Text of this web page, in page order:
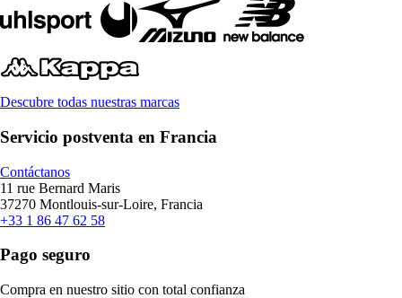
Descubre todas nuestras marcas
Servicio postventa en Francia
Contáctanos
11 rue Bernard Maris
37270 Montlouis-sur-Loire, Francia
+33 1 86 47 62 58
Pago seguro
Compra en nuestro sitio con total confianza